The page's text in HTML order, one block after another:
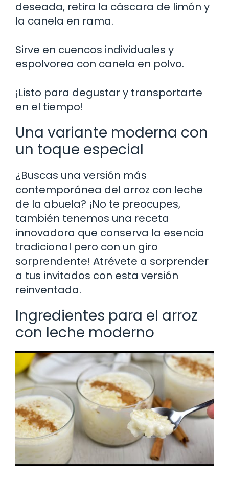
deseada, retira la cáscara de limón y
la canela en rama.
Sirve en cuencos individuales y
espolvorea con canela en polvo.
¡Listo para degustar y transportarte
en el tiempo!
Una variante moderna con
un toque especial
¿Buscas una versión más
contemporánea del arroz con leche
de la abuela? ¡No te preocupes,
también tenemos una receta
innovadora que conserva la esencia
tradicional pero con un giro
sorprendente! Atrévete a sorprender
a tus invitados con esta versión
reinventada.
Ingredientes para el arroz
con leche moderno